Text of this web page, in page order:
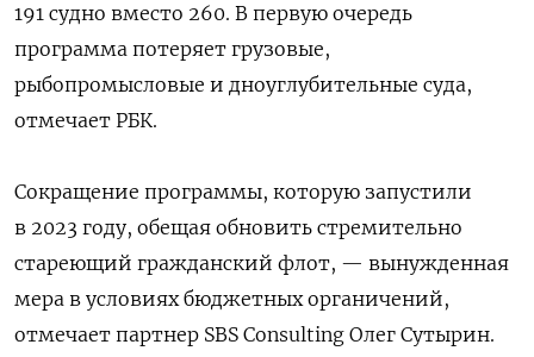
191 судно вместо 260. В первую очередь
программа потеряет грузовые,
рыбопромысловые и дноуглубительные суда,
отмечает РБК.
Сокращение программы, которую запустили
в 2023 году, обещая обновить стремительно
стареющий гражданский флот, — вынужденная
мера в условиях бюджетных органичений,
отмечает партнер SBS Consulting Олег Сутырин.